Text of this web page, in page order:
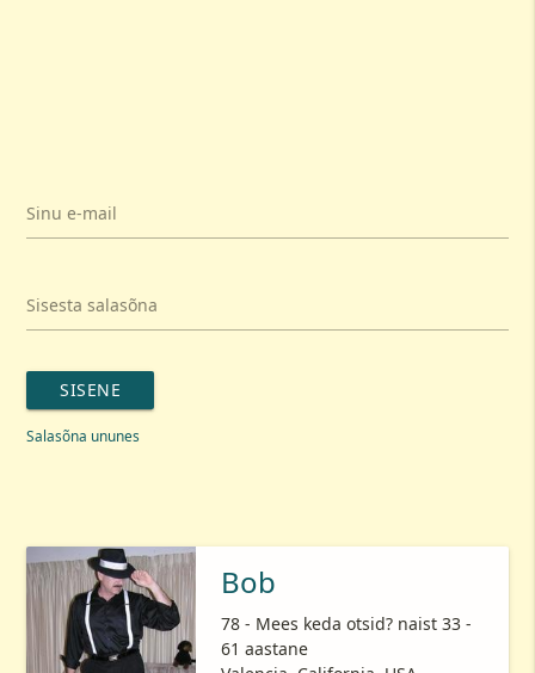
Sinu e-mail
Sisesta salasõna
SISENE
Salasõna ununes
Bob
78 - Mees keda otsid? naist 33 -
61 aastane